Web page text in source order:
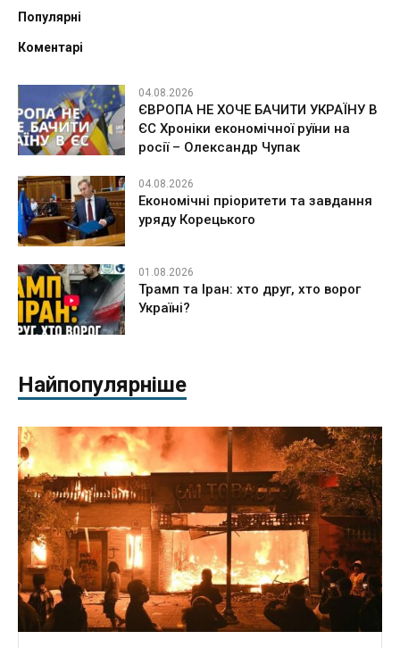
Популярні
Коментарі
04.08.2026
ЄВРОПА НЕ ХОЧЕ БАЧИТИ УКРАЇНУ В
ЄС Хроніки економічної руїни на
росії – Олександр Чупак
04.08.2026
Економічні пріоритети та завдання
уряду Корецького
01.08.2026
Трамп та Іран: хто друг, хто ворог
Україні?
Найпопулярніше